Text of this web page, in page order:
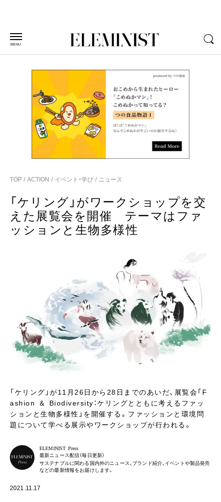
MENU
TOP ACTION イベント・学び ニュース
「ケリング」がワークショップを交
えた展覧会を開催 テーマはファ
ッションと生物多様性
「ケリング」が11月26日から28日までのあいだ、展覧会「F
ashion ＆ Biodiversity：ケリングとともに考えるファッ
ションと生物多様性」を開催する。ファッションと環境問
題について学べる展示やワークショップが行われる。
ELEMINIST Press
最新ニュース配信（毎日更新）
サステナブルに関わる国内外のニュース、ブランド紹介、イベントや製品発売
などの最新情報をお届けします。
2021.11.17